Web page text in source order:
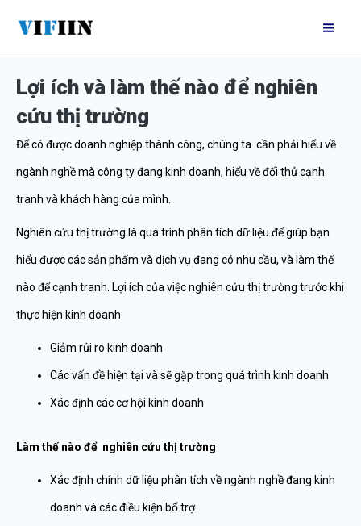
nội
dungLợi ích và làm thế nào để nghiên
cứu thị trường
Để có được doanh nghiệp thành công, chúng ta cần phải hiểu về
ngành nghề mà công ty đang kinh doanh, hiểu về đối thủ cạnh
tranh và khách hàng của mình.
Nghiên cứu thị trường là quá trình phân tích dữ liệu để giúp bạn
hiểu được các sản phẩm và dịch vụ đang có nhu cầu, và làm thế
nào để cạnh tranh. Lợi ích của việc nghiên cứu thị trường trước khi
thực hiện kinh doanh
Giảm rủi ro kinh doanh
Các vấn đề hiện tại và sẽ gặp trong quá trình kinh doanh
Xác định các cơ hội kinh doanh
Làm thế nào để nghiên cứu thị trường
Xác định chính dữ liệu phân tích về ngành nghề đang kinh
doanh và các điều kiện bổ trợ